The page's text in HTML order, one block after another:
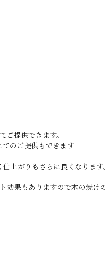
提供できます。
のご提供もできます
上がりもさらに良くなります。
効果もありますので木の焼け